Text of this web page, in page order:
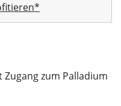
zum Palladium